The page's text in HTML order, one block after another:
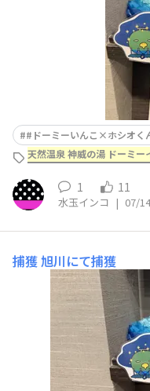
#ドーミーいんこ×ホシオく
天然温泉 神威の湯 ドーミー
1 11
水玉インコ | 07/14
捕獲旭川にて捕獲